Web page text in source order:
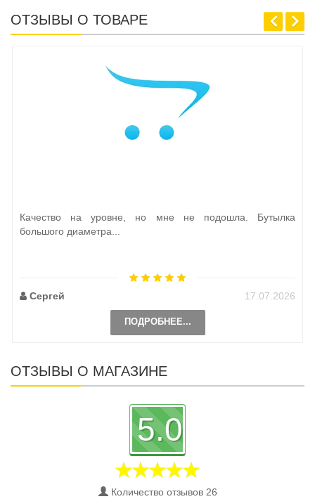
ОТЗЫВЫ О ТОВАРЕ
Качество на уровне, но мне не подошла. Бутылка
большого диаметра...
Сергей 17.07.2026
ПОДРОБНЕЕ...
ОТЗЫВЫ О МАГАЗИНЕ
5.0
Количество отзывов 26